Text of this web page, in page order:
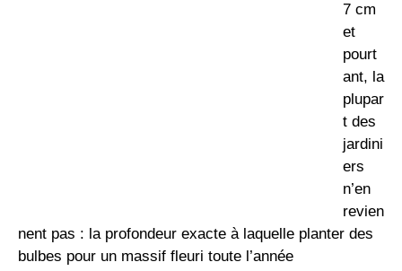
7 cm
et
pourt
ant, la
plupar
t des
jardini
ers
n’en
revien
nent pas : la profondeur exacte à laquelle planter des
bulbes pour un massif fleuri toute l’année